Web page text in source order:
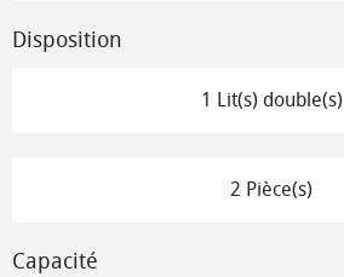
Disposition
1 Lit(s) double(s)
2 Pièce(s)
Capacité